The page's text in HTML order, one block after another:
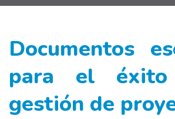
Documentos
para el
gestión de